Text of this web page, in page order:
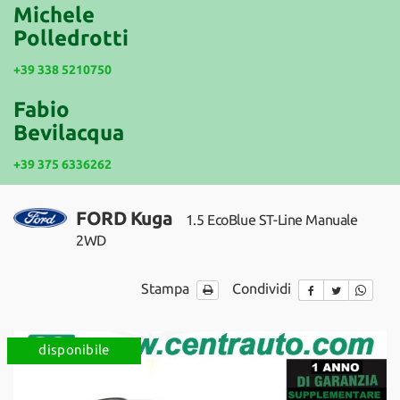
NEWS
Michele
Polledrotti
+39 338 5210750
Fabio
Bevilacqua
+39 375 6336262
FORD Kuga
1.5 EcoBlue ST-Line Manuale
2WD
Stampa Condividi
disponibile
tracciamento
che
adottiamo
offrire
funzionalità
e
le
attività
seguito
sul